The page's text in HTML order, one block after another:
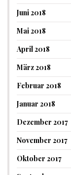
Juni 2018
Mai 2018
April 2018
März 2018
Februar 2018
Januar 2018
Dezember 2017
November 2017
Oktober 2017